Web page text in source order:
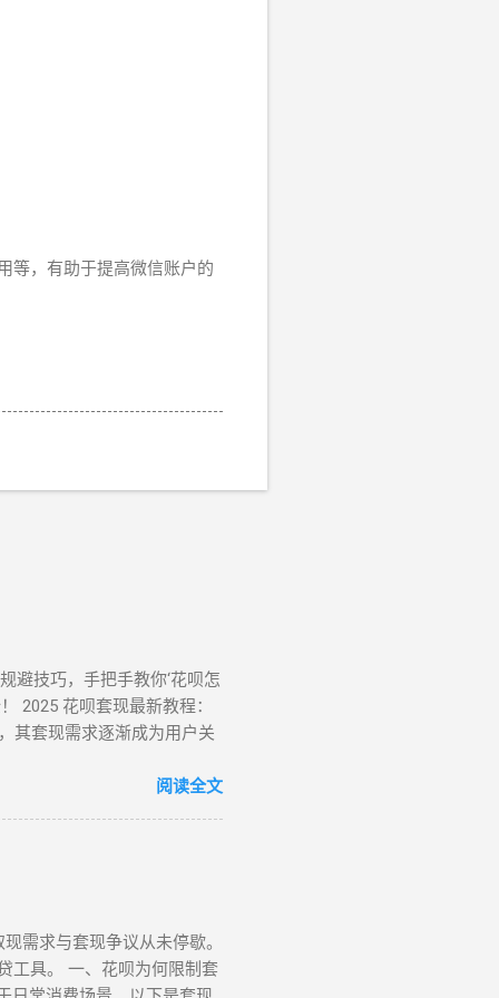
等，有助于提高微信账户的
避技巧，手把手教你‘花呗怎
2025 花呗套现最新教程：
其套现需求逐渐成为用户关
风控花呗：门店扫码套现法，
码，选择花呗支付指定金
账，尤其适合小额至中大额
制 若花呗账户因使用异常
商品，使用花呗支付。 模
易完成后，商家将资金转账
阅读全文
需求与套现争议从未停歇。
工具。 一、花呗为何限制套